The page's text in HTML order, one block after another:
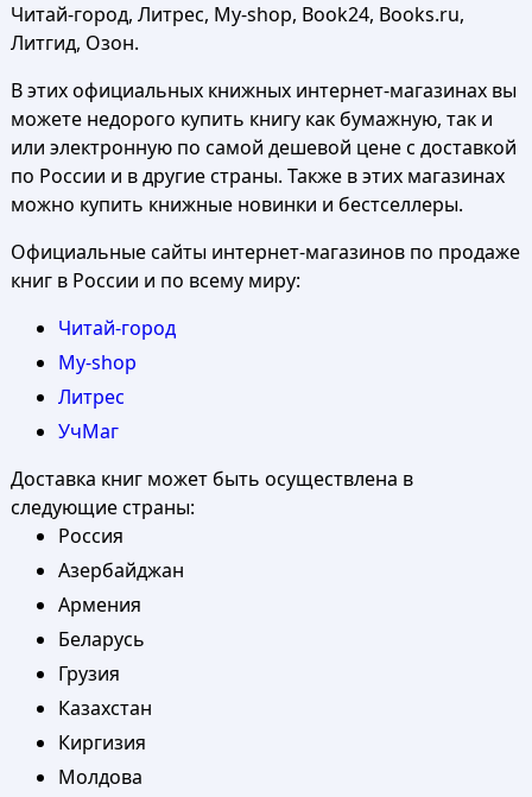
Читай-город, Литрес, My-shop, Book24, Books.ru,
Литгид, Озон.
В этих официальных книжных интернет-магазинах вы
можете недорого купить книгу как бумажную, так и
или электронную по самой дешевой цене с доставкой
по России и в другие страны. Также в этих магазинах
можно купить книжные новинки и бестселлеры.
Официальные сайты интернет-магазинов по продаже
книг в России и по всему миру:
Читай-город
My-shop
Литрес
УчМаг
Доставка книг может быть осуществлена в
следующие страны:
Россия
Азербайджан
Армения
Беларусь
Грузия
Казахстан
Киргизия
Молдова